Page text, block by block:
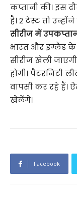
कप्तानी की। इस
है। 2 टेस्ट तो
सीरीज में
भारत और इंग्लैंड के
सीरीज खेली
होगी। पैटरनिटी
वापसी कर रहे हैं।
खेलेंगे।
Facebook